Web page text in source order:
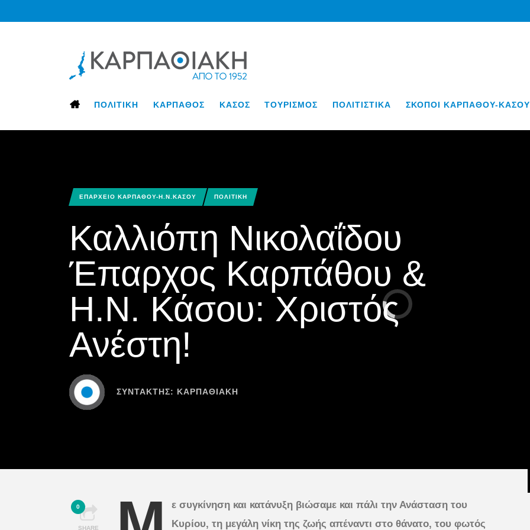
ΠΟΛΙΤΙΚΗ ΚΑΡΠΑΘΟΣ ΚΑΣΟΣ ΤΟΥΡΙΣΜΟΣ ΠΟΛΙΤΙΣΤΙΚΑ ΣΚΟΠΟΙ ΚΑΡΠΑΘΟΥ-ΚΑΣΟΥ
ΕΠΑΡΧΕΙΟ ΚΑΡΠΑΘΟΥ-Η.Ν.ΚΑΣΟΥ ΠΟΛΙΤΙΚΗ
Καλλιόπη Νικολαΐδου
Έπαρχος Καρπάθου &
Η.Ν. Κάσου: Χριστός
Ανέστη!
ΣΥΝΤΆΚΤΗΣ: ΚΑΡΠΑΘΙΑΚΗ
0
SHARE
ε συγκίνηση και κατάνυξη βιώσαμε και πάλι την Ανάσταση του
Κυρίου, τη μεγάλη νίκη της ζωής απέναντι στο θάνατο, του φωτός